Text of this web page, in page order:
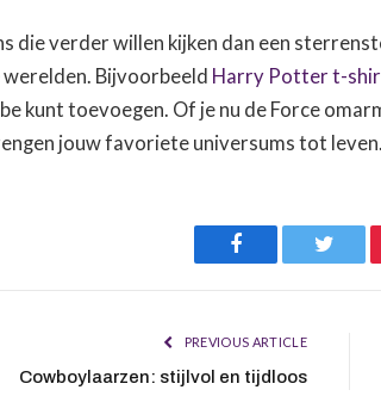
die verder willen kijken dan een
Bijvoorbeeld Harry Potter t-
kunt toevoegen. Of je nu de Force
jouw favoriete universums tot leven.
Facebook
PREVIOUS ARTICLE
Cowboylaarzen: stijlvol en tijdloos